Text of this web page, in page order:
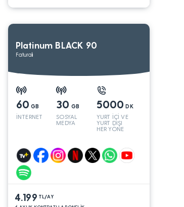
Platinum BLACK 90
Faturalı
60 GB
İNTERNET
30 GB
SOSYAL
MEDYA
5000 DK
YURT İÇİ VE
YURT DIŞI
HER YÖNE
4.199 TL/AY